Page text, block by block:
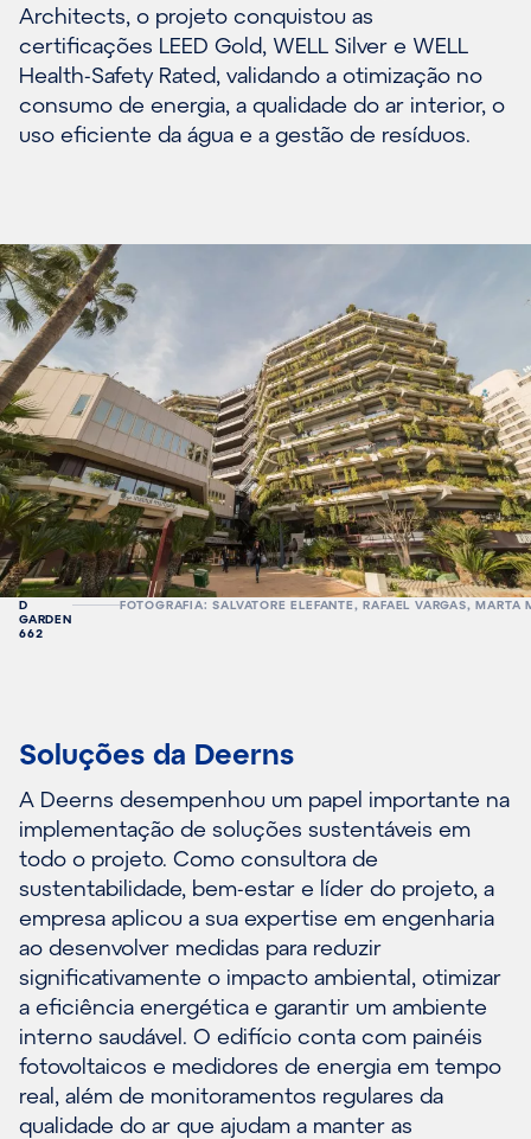
Architects, o projeto conquistou as
certificações LEED Gold, WELL Silver e WELL
Health-Safety Rated, validando a otimização no
consumo de energia, a qualidade do ar interior, o
uso eficiente da água e a gestão de resíduos.
D
GARDEN
662
FOTOGRAFIA: SALVATORE ELEFANTE, RAFAEL VARGAS, MARTA
Soluções da Deerns
A Deerns desempenhou um papel importante na
implementação de soluções sustentáveis em
todo o projeto. Como consultora de
sustentabilidade, bem-estar e líder do projeto, a
empresa aplicou a sua expertise em engenharia
ao desenvolver medidas para reduzir
significativamente o impacto ambiental, otimizar
a eficiência energética e garantir um ambiente
interno saudável. O edifício conta com painéis
fotovoltaicos e medidores de energia em tempo
real, além de monitoramentos regulares da
qualidade do ar que ajudam a manter as